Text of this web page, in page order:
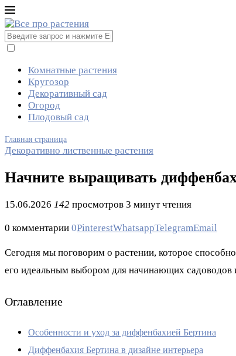
Комнатные растения
Кругозор
Декоративный сад
Огород
Плодовый сад
Главная страница
Декоративно лиственные растения
Начните выращивать
15.06.2026 142 просмотров 3 минут чтения
0 комментарии 0PinterestWhatsappTelegramEmail
Сегодня мы поговорим о растении, которое
его идеальным выбором для начинающих садоводов
Оглавление
Особенности и уход за диффенбахией Бертина
Диффенбахия Бертина в дизайне интерьера